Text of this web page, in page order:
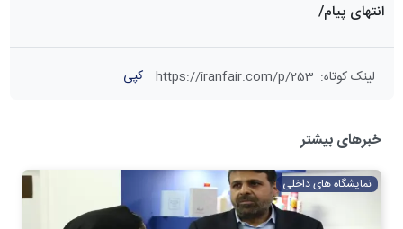
انتهای پیام/
لینک کوتاه:
https://iranfair.com/p/253 کپی
خبرهای بیشتر
نمایشگاه های داخلی